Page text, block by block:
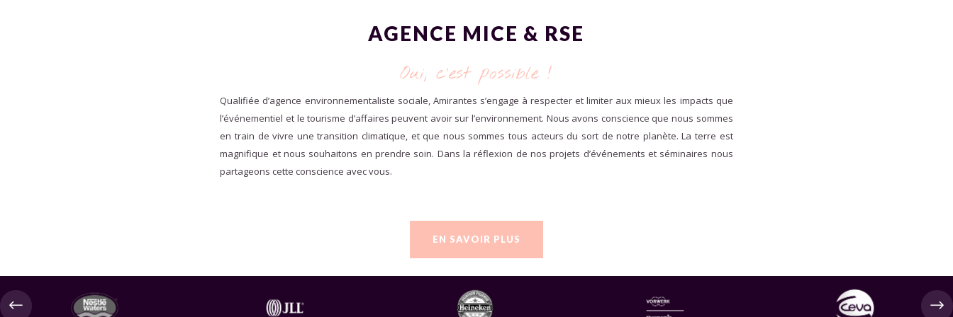
AGENCE MICE & RSE
Oui, c’est possible !
Qualifiée d’agence environnementaliste sociale, Amirantes s’engage à respecter et limiter aux mieux les impacts que
l’événementiel et le tourisme d’affaires peuvent avoir sur l’environnement. Nous avons conscience que nous sommes
en train de vivre une transition climatique, et que nous sommes tous acteurs du sort de notre planète. La terre est
magnifique et nous souhaitons en prendre soin. Dans la réflexion de nos projets d’événements et séminaires nous
partageons cette conscience avec vous.
EN SAVOIR PLUS